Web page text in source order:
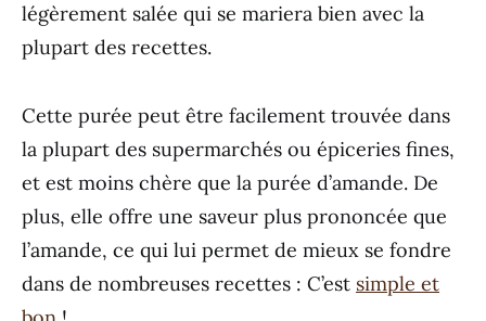
légèrement salée qui se mariera bien avec la
plupart des recettes.
Cette purée peut être facilement trouvée dans
la plupart des supermarchés ou épiceries fines,
et est moins chère que la purée d’amande. De
plus, elle offre une saveur plus prononcée que
l’amande, ce qui lui permet de mieux se fondre
dans de nombreuses recettes : C’est simple et